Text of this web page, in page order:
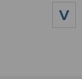
V